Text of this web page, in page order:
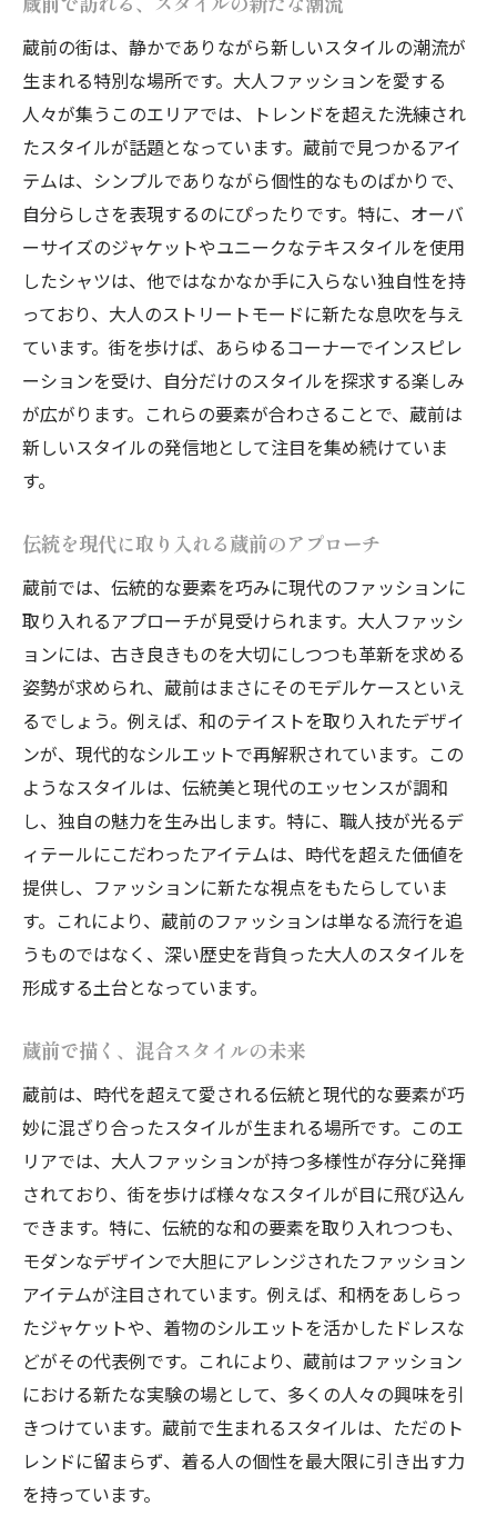
蔵前の街は、静かでありながら新しいスタイルの潮流が
生まれる特別な場所です。大人ファッションを愛する
人々が集うこのエリアでは、トレンドを超えた洗練され
たスタイルが話題となっています。蔵前で見つかるアイ
テムは、シンプルでありながら個性的なものばかりで、
自分らしさを表現するのにぴったりです。特に、オーバ
ーサイズのジャケットやユニークなテキスタイルを使用
したシャツは、他ではなかなか手に入らない独自性を持
っており、大人のストリートモードに新たな息吹を与え
ています。街を歩けば、あらゆるコーナーでインスピレ
ーションを受け、自分だけのスタイルを探求する楽しみ
が広がります。これらの要素が合わさることで、蔵前は
新しいスタイルの発信地として注目を集め続けていま
す。
伝統を現代に取り入れる蔵前のアプローチ
蔵前では、伝統的な要素を巧みに現代のファッションに
取り入れるアプローチが見受けられます。大人ファッシ
ョンには、古き良きものを大切にしつつも革新を求める
姿勢が求められ、蔵前はまさにそのモデルケースといえ
るでしょう。例えば、和のテイストを取り入れたデザイ
ンが、現代的なシルエットで再解釈されています。この
ようなスタイルは、伝統美と現代のエッセンスが調和
し、独自の魅力を生み出します。特に、職人技が光るデ
ィテールにこだわったアイテムは、時代を超えた価値を
提供し、ファッションに新たな視点をもたらしていま
す。これにより、蔵前のファッションは単なる流行を追
うものではなく、深い歴史を背負った大人のスタイルを
形成する土台となっています。
蔵前で描く、混合スタイルの未来
蔵前は、時代を超えて愛される伝統と現代的な要素が巧
妙に混ざり合ったスタイルが生まれる場所です。このエ
リアでは、大人ファッションが持つ多様性が存分に発揮
されており、街を歩けば様々なスタイルが目に飛び込ん
できます。特に、伝統的な和の要素を取り入れつつも、
モダンなデザインで大胆にアレンジされたファッション
アイテムが注目されています。例えば、和柄をあしらっ
たジャケットや、着物のシルエットを活かしたドレスな
どがその代表例です。これにより、蔵前はファッション
における新たな実験の場として、多くの人々の興味を引
きつけています。蔵前で生まれるスタイルは、ただのト
レンドに留まらず、着る人の個性を最大限に引き出す力
を持っています。